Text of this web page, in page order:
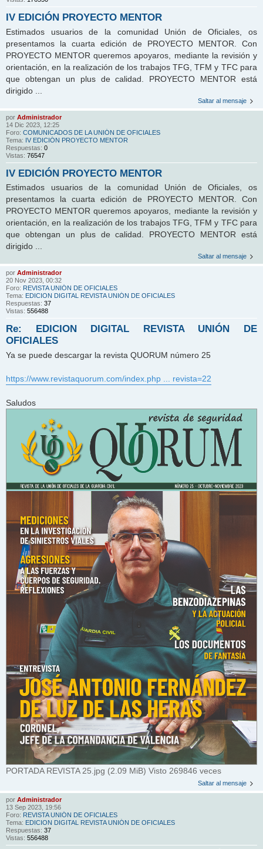
IV EDICIÓN PROYECTO MENTOR
Estimados usuarios de la comunidad Unión de Oficiales, os
presentamos la cuarta edición de PROYECTO MENTOR. Con
PROYECTO MENTOR queremos apoyaros, mediante la revisión y
orientación, en la realización de los trabajos TFG, TFM y TFC para
que obtengan un plus de calidad. PROYECTO MENTOR está
dirigido ...
Saltar al mensaje
por Administrador
14 Dic 2023, 12:25
Foro: COMUNICADOS DE LA UNIÓN DE OFICIALES
Tema: IV EDICIÓN PROYECTO MENTOR
Respuestas: 0
Vistas: 76547
IV EDICIÓN PROYECTO MENTOR
Estimados usuarios de la comunidad Unión de Oficiales, os
presentamos la cuarta edición de PROYECTO MENTOR. Con
PROYECTO MENTOR queremos apoyaros, mediante la revisión y
orientación, en la realización de los trabajos TFG, TFM y TFC para
que obtengan un plus de calidad. PROYECTO MENTOR está
dirigido ...
Saltar al mensaje
por Administrador
20 Nov 2023, 00:32
Foro: REVISTA UNIÓN DE OFICIALES
Tema: EDICION DIGITAL REVISTA UNIÓN DE OFICIALES
Respuestas: 37
Vistas: 556488
Re: EDICION DIGITAL REVISTA UNIÓN DE
OFICIALES
Ya se puede descargar la revista QUORUM número 25
https://www.revistaquorum.com/index.php ... revista=22
Saludos
PORTADA REVISTA 25.jpg (2.09 MiB) Visto 269846 veces
Saltar al mensaje
por Administrador
13 Sep 2023, 19:56
Foro: REVISTA UNIÓN DE OFICIALES
Tema: EDICION DIGITAL REVISTA UNIÓN DE OFICIALES
Respuestas: 37
Vistas: 556488